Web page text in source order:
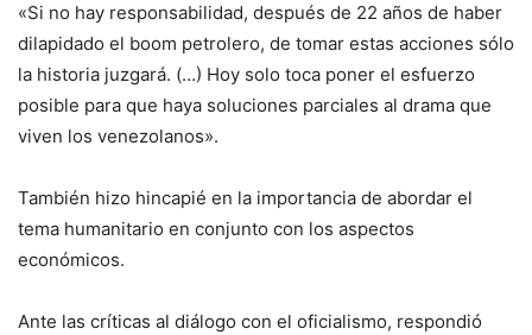
«Si no hay responsabilidad, después de 22 años de haber
dilapidado el boom petrolero, de tomar estas acciones sólo
la historia juzgará. (…) Hoy solo toca poner el esfuerzo
posible para que haya soluciones parciales al drama que
viven los venezolanos».
También hizo hincapié en la importancia de abordar el
tema humanitario en conjunto con los aspectos
económicos.
Ante las críticas al diálogo con el oficialismo, respondió